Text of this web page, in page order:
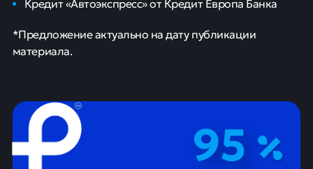
*Предложение актуально на дату публикации
материала.
95